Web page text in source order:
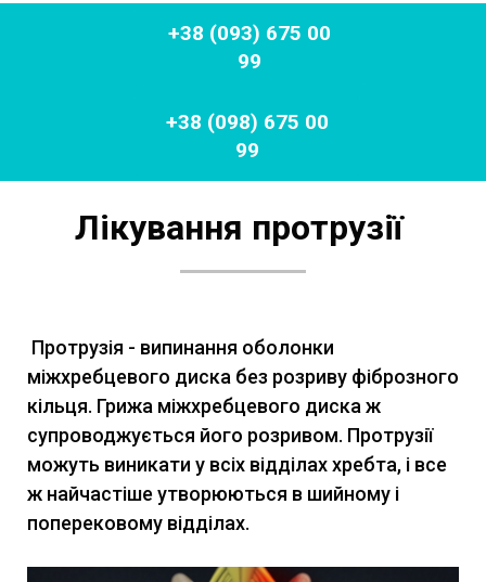
+38 (093) 675 00
99
+38 (098) 675 00
99
Лікування протрузії
Протрузія - випинання оболонки
міжхребцевого диска без розриву фіброзного
кільця. Грижа міжхребцевого диска ж
супроводжується його розривом. Протрузії
можуть виникати у всіх відділах хребта, і все
ж найчастіше утворюються в шийному і
поперековому відділах.